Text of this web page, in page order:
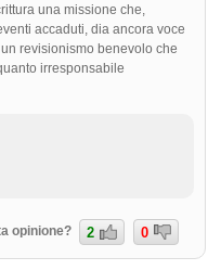
una missione che,
accaduti, dia ancora voce
revisionismo benevolo che
irresponsabile
opinione? 2 0